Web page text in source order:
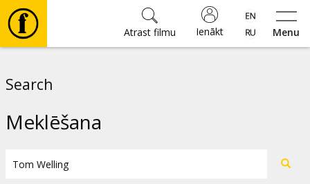
Menu
Ienākt
Atrast filmu
Search
Meklēšana